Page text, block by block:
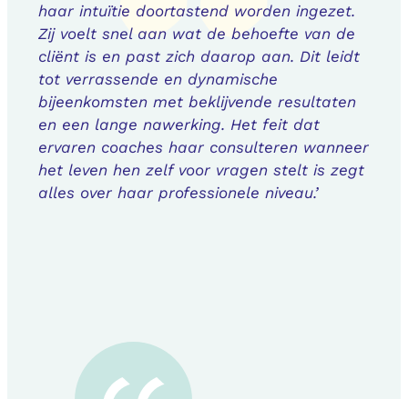
haar intuïtie doortastend worden ingezet.
Zij voelt snel aan wat de behoefte van de
cliënt is en past zich daarop aan. Dit leidt
tot verrassende en dynamische
bijeenkomsten met beklijvende resultaten
en een lange nawerking. Het feit dat
ervaren coaches haar consulteren wanneer
het leven hen zelf voor vragen stelt is zegt
alles over haar professionele niveau.’